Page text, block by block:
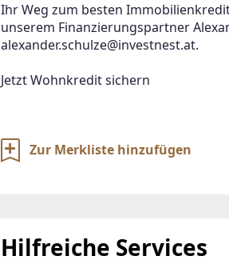
Ihr Weg zum besten
unserem Finanzierungspartner
alexander.schulze@investnest.at.
Jetzt Wohnkredit sichern
Zur Merkliste hinzufügen
Hilfreiche Services